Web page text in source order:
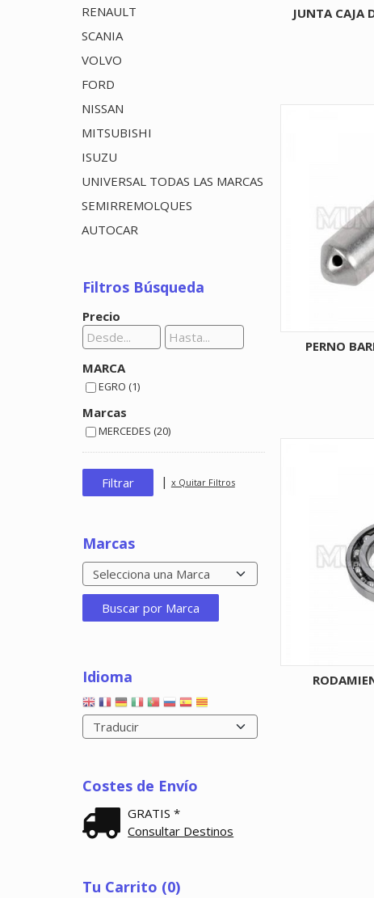
RENAULT
SCANIA
VOLVO
FORD
NISSAN
MITSUBISHI
ISUZU
UNIVERSAL TODAS LAS MARCAS
SEMIRREMOLQUES
AUTOCAR
Filtros Búsqueda
Precio
MARCA
EGRO (1)
Marcas
MERCEDES (20)
| x Quitar Filtros
Marcas
Idioma
Costes de Envío
GRATIS *
Consultar Destinos
Tu Carrito (0)
JUNTA CAJA
PERNO